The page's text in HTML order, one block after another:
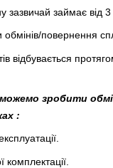
зазвичай займає від 3
обмінів/повернення
відбувається
зробити
:
комплектації.